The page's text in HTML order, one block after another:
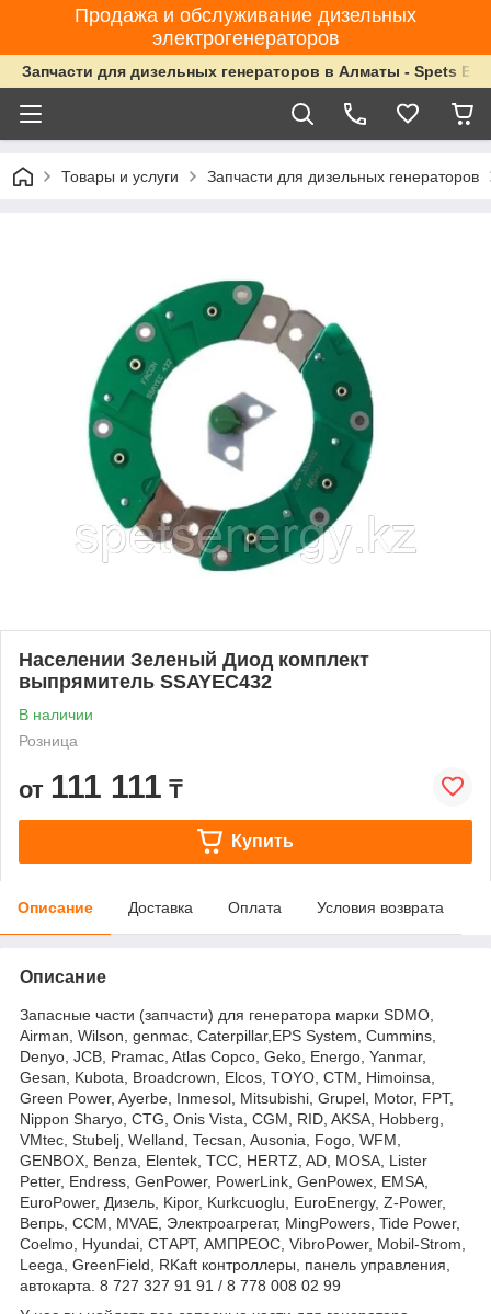
Продажа и обслуживание дизельных
электрогенераторов
Запчасти для дизельных генераторов в Алматы - Spets
Товары и услуги Запчасти для дизельных генераторов
Населении Зеленый Диод комплект
выпрямитель SSAYEC432
В наличии
Розница
от 111 111 ₸
Купить
Описание Доставка Оплата Условия возврата
Описание
Запасные части (запчасти) для генератора марки SDMO,
Airman, Wilson, genmac, Caterpillar,EPS System, Cummins,
Denyo, JCB, Pramac, Atlas Copco, Geko, Energo, Yanmar,
Gesan, Kubota, Broadcrown, Elcos, TOYO, CTM, Himoinsa,
Green Power, Ayerbe, Inmesol, Mitsubishi, Grupel, Motor, FPT,
Nippon Sharyo, CTG, Onis Vista, CGM, RID, AKSA, Hobberg,
VMtec, Stubelj, Welland, Tecsan, Ausonia, Fogo, WFM,
GENBOX, Benza, Elentek, TCC, HERTZ, AD, MOSA, Lister
Petter, Endress, GenPower, PowerLink, GenPowex, EMSA,
EuroPower, Дизель, Kipor, Kurkcuoglu, EuroEnergy, Z-Power,
Вепрь, CCM, MVAE, Электроагрегат, MingPowers, Tide Power,
Coelmo, Hyundai, СТАРТ, АМПРЕОС, VibroPower, Mobil-Strom,
Leega, GreenField, RKaft контроллеры, панель управления,
автокарта. 8 727 327 91 91 / 8 778 008 02 99